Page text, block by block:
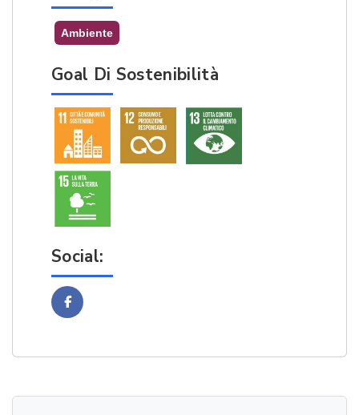
Ambiente
Goal Di Sostenibilità
Social:
Facebook